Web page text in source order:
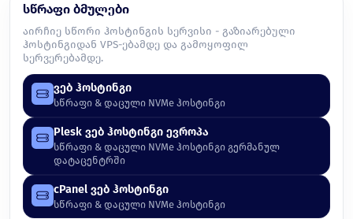
სწრაფი ბმულები
აირჩიე სწორი ჰოსტინგის სერვისი - გაზიარებული
ჰოსტინგიდან VPS-ებამდე და გამოყოფილ
სერვერებამდე.
ვებ ჰოსტინგი
სწრაფი & დაცული NVMe ჰოსტინგი
Plesk ვებ ჰოსტინგი ევროპა
სწრაფი & დაცული NVMe ჰოსტინგი გერმანულ
დატაცენტრში
cPanel ვებ ჰოსტინგი
სწრაფი & დაცული NVMe ჰოსტინგი